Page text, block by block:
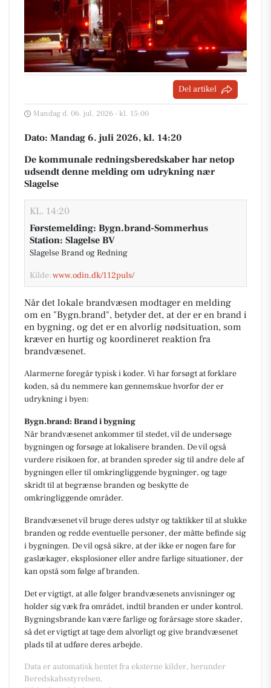
Del artikel
Mandag d. 06. jul. 2026 - kl. 15:00
Dato: Mandag 6. juli 2026, kl. 14:20
De kommunale redningsberedskaber har netop
udsendt denne melding om udrykning nær
Slagelse
KL. 14:20
Førstemelding: Bygn.brand-Sommerhus
Station: Slagelse BV
Slagelse Brand og Redning
Kilde:www.odin.dk/112puls/
Når det lokale brandvæsen modtager en melding
om en "Bygn.brand", betyder det, at der er en brand i
en bygning, og det er en alvorlig nødsituation, som
kræver en hurtig og koordineret reaktion fra
brandvæsenet.
Alarmerne foregår typisk i koder. Vi har forsøgt at forklare
koden, så du nemmere kan gennemskue hvorfor der er
udrykning i byen:
Bygn.brand: Brand i bygning
Når brandvæsenet ankommer til stedet, vil de undersøge
bygningen og forsøge at lokalisere branden. De vil også
vurdere risikoen for, at branden spreder sig til andre dele af
bygningen eller til omkringliggende bygninger, og tage
skridt til at begrænse branden og beskytte de
omkringliggende områder.
Brandvæsenet vil bruge deres udstyr og taktikker til at slukke
branden og redde eventuelle personer, der måtte befinde sig
i bygningen. De vil også sikre, at der ikke er nogen fare for
gaslækager, eksplosioner eller andre farlige situationer, der
kan opstå som følge af branden.
Det er vigtigt, at alle følger brandvæsenets anvisninger og
holder sig væk fra området, indtil branden er under kontrol.
Bygningsbrande kan være farlige og forårsage store skader,
så det er vigtigt at tage dem alvorligt og give brandvæsenet
plads til at udføre deres arbejde.
Data er automatisk hentet fra eksterne kilder, herunder
Beredskabsstyrelsen.